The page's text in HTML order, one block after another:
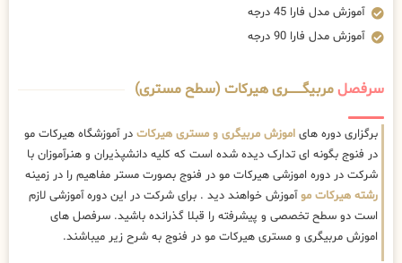
آموزش مدل فارا 45 درجه
آموزش مدل فارا 90 درجه
سرفصلمربیگــــــــری هیرکات (سطح مستری)
برگزاری دوره های اموزش مربیگری و مستری هیرکات در آموزشگاه هیرکات مو
در فنوج بگونه ای تدارک دیده شده است که کلیه دانشپذیران و هنرآموزان با
شرکت در دوره اموزشی هیرکات مو در فنوج بصورت مستر مفاهیم را در زمینه
رشته هیرکات موآموزش خواهند دید . برای شرکت در این دوره آموزشی لازم
است دو سطح تخصصی و پیشرفته را قبلا گذرانده باشید. سرفصل های
اموزش مربیگری و مستری هیرکات مو در فنوج به شرح زیر میباشند.